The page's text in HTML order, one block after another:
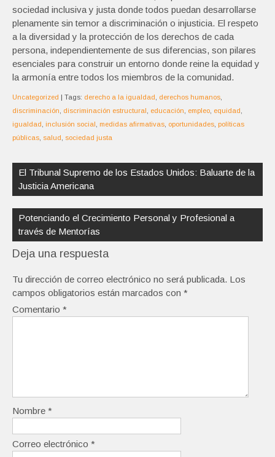
sociedad inclusiva y justa donde todos puedan desarrollarse
plenamente sin temor a discriminación o injusticia. El respeto
a la diversidad y la protección de los derechos de cada
persona, independientemente de sus diferencias, son pilares
esenciales para construir un entorno donde reine la equidad y
la armonía entre todos los miembros de la comunidad.
Uncategorized | Tags: derecho a la igualdad derechos humanos
discriminación
discriminación estructural educación empleo equidad
igualdad
inclusión social medidas afirmativas oportunidades políticas
públicas salud sociedad justa
de
entradas
El Tribunal Supremo de los Estados Unidos: Baluarte de la
Justicia Americana
Potenciando el Crecimiento Personal y Profesional a
través de Mentorías
Deja una respuesta
Tu dirección de correo electrónico no será publicada. Los
campos obligatorios están marcados con *
Comentario *
Nombre *
Correo electrónico *